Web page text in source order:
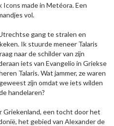
made in Metéora. Een
vol.
gang te stralen en
Ik stuurde meneer Talaris
naar de schilder van zijn
iets van Evangelio in Griekse
Talaris. Wat jammer, ze waren
zijn omdat we iets wilden
handelaren?
Griekenland, een tocht door het
het gebied van Alexander de